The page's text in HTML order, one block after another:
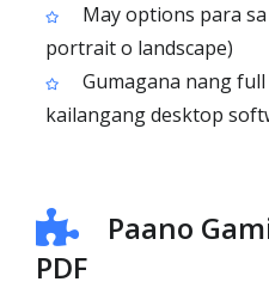
May options para
portrait o landscape)
Gumagana nang
kailangang desktop
Paano
PDF